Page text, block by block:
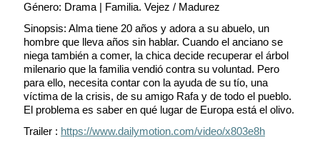
Género: Drama | Familia. Vejez / Madurez
Sinopsis: Alma tiene 20 años y adora a su abuelo, un
hombre que lleva años sin hablar. Cuando el anciano se
niega también a comer, la chica decide recuperar el árbol
milenario que la familia vendió contra su voluntad. Pero
para ello, necesita contar con la ayuda de su tío, una
víctima de la crisis, de su amigo Rafa y de todo el pueblo.
El problema es saber en qué lugar de Europa está el olivo.
Trailer : https://www.dailymotion.com/video/x803e8h